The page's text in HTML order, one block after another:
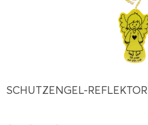
SCHUTZENGEL-REFLEKTOR